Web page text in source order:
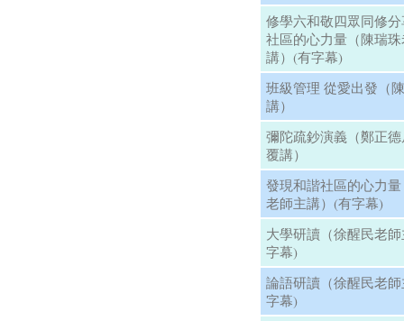
修學六和敬四眾同修
社區的心力量（陳瑞
講）(有字幕)
班級管理 從愛出發（
講）
彌陀疏鈔演義（鄭正
覆講）
發現和諧社區的心力
老師主講）(有字幕)
大學研讀（徐醒民老
字幕)
論語研讀（徐醒民老
字幕)